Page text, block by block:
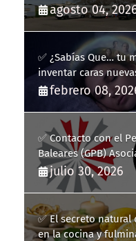
y la complicidad de
heredado
agosto 04,
✅ ¿Sabías Que… tu
inventar caras
sueñas?
febrero 08,
✅ Contacto con el
Baleares (GPB)
Comunicación
julio 30, 2026
✅ El secreto natural
en la cocina y